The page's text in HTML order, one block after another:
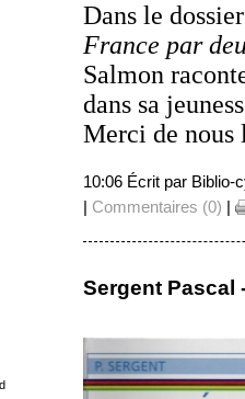
Dans le
France par
Salmon
dans sa
Merci de
10:06 Écrit par Biblio-
| Commentaires (0) |
Sergent Pascal